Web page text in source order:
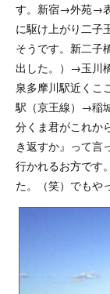
す。新宿→外苑→
に駆け上がり二子
そうです。新二子
出した。）→玉川
泉多摩川駅近くこ
駅（京王線）→稲
分くま君がこれか
き返すか』って言
行かれるお方です
た。（笑）でもや